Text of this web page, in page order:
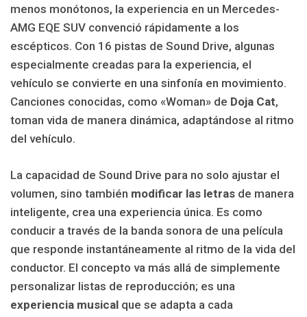
menos monótonos, la experiencia en un Mercedes-
AMG EQE SUV convenció rápidamente a los
escépticos. Con 16 pistas de Sound Drive, algunas
especialmente creadas para la experiencia, el
vehículo se convierte en una sinfonía en movimiento.
Canciones conocidas, como «Woman» de Doja Cat,
toman vida de manera dinámica, adaptándose al ritmo
del vehículo.
La capacidad de Sound Drive para no solo ajustar el
volumen, sino también modificar las letras de manera
inteligente, crea una experiencia única. Es como
conducir a través de la banda sonora de una película
que responde instantáneamente al ritmo de la vida del
conductor. El concepto va más allá de simplemente
personalizar listas de reproducción; es una
experiencia musical que se adapta a cada